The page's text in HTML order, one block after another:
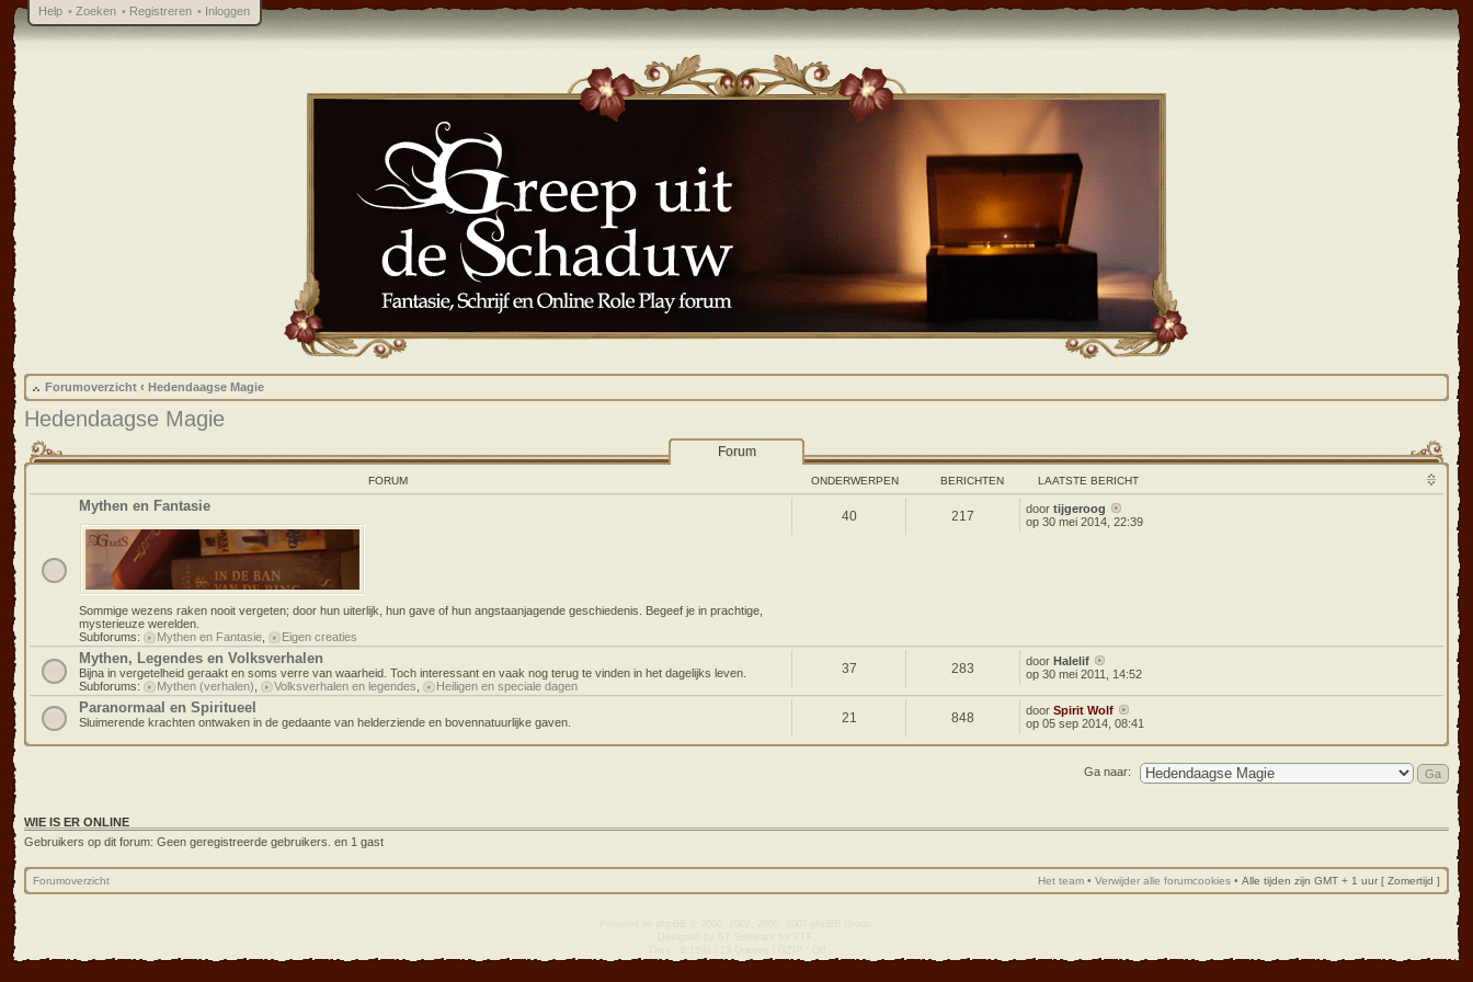
Help • Zoeken • Registreren • Inloggen
Forumoverzicht ‹ Hedendaagse Magie
Hedendaagse Magie
Forum
FORUM ONDERWERPEN BERICHTEN LAATSTE BERICHT
Mythen en Fantasie
Sommige wezens raken nooit vergeten; door hun uiterlijk, hun gave of hun angstaanjagende geschiedenis. Begeef je in prachtige,
mysterieuze werelden.
Subforums:
Mythen en Fantasie Eigen creaties
40 217 doortijgeroog
op 30 mei 2014, 22:39
Mythen, Legendes en Volksverhalen
Bijna in vergetelheid geraakt en soms verre van waarheid. Toch interessant en vaak nog terug te vinden in het dagelijks leven.
Subforums:
Mythen (verhalen) Volksverhalen en legendes Heiligen en speciale dagen
37 283 doorHalelif
op 30 mei 2011, 14:52
Paranormaal en Spiritueel
Sluimerende krachten ontwaken in de gedaante van helderziende en bovennatuurlijke gaven. 21 848 doorSpirit Wolf
op 05 sep 2014, 08:41
Ga naar:
WIE IS ER ONLINE
Gebruikers op dit forum: Geen geregistreerde gebruikers. en 1 gast
Forumoverzicht Het team • Verwijder alle forumcookies • Alle tijden zijn GMT + 1 uur [ Zomertijd ]